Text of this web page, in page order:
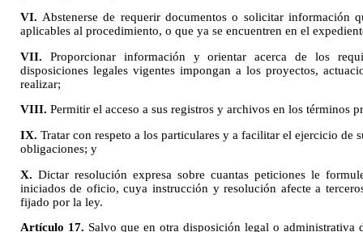
VI. Abstenerse de requerir documentos o solicitar información
aplicables al procedimiento, o que ya se encuentren en el
VII. Proporcionar información y orientar acerca de los
disposiciones legales vigentes impongan a los proyectos,
realizar;
VIII. Permitir el acceso a sus registros y archivos en los términos
IX. Tratar con respeto a los particulares y a facilitar el ejercicio de
obligaciones; y
X. Dictar resolución expresa sobre cuantas peticiones le
iniciados de oficio, cuya instrucción y resolución afecte a
fijado por la ley.
Artículo 17. Salvo que en otra disposición legal o administrativa